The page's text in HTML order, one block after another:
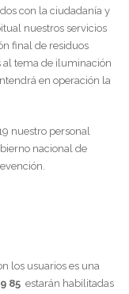
con la ciudadanía y
nuestros servicios
final de residuos
al tema de iluminación
en operación la
nuestro personal
nacional de
los usuarios es una
85 estarán habilitadas